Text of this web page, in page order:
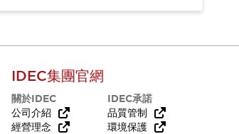
IDEC集團官網
關於IDEC
公司介紹
經營理念
IDEC承諾
品質管制
環境保護